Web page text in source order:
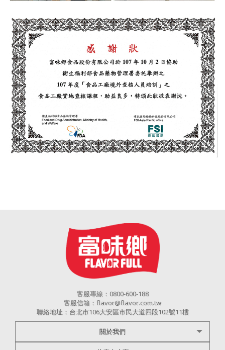
客服專線：0800-600-188
客服信箱：flavor@flavor.com.tw
聯絡地址：台北市106大安區市民大道四段102號11樓
關於我們